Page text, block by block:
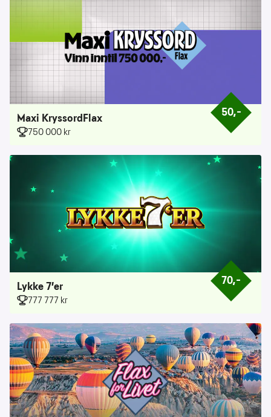
Prisen er
50,–
Maxi KryssordFlax
750 000 kr
Prisen er
70,–
Lykke 7’er
777 777 kr